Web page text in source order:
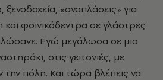
«αναπλάσεις» για
φοινικόδεντρα σε γλάστρες
Εγώ μεγάλωσα σε μια
στις γειτονιές, με
πόλη. Και τώρα βλέπεις να